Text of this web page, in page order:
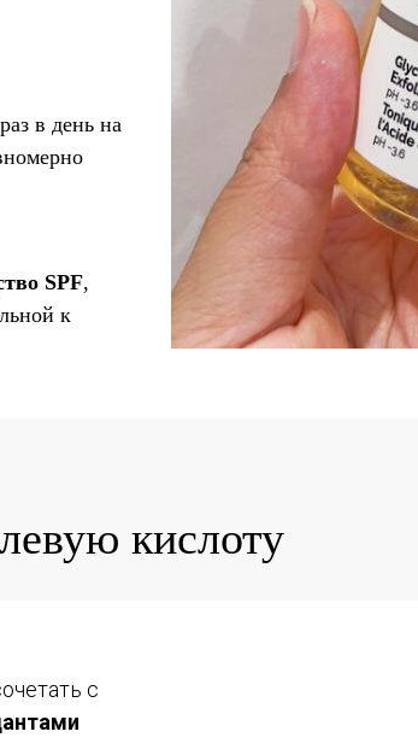
в день на
SPF,
к
кислоту
с